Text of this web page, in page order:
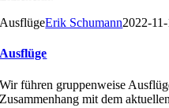
AusflügeErik Schumann2022-
Ausflüge
Wir führen gruppenweise
Zusammenhang mit dem